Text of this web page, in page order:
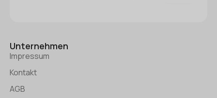
Unternehmen
Impressum
Kontakt
AGB